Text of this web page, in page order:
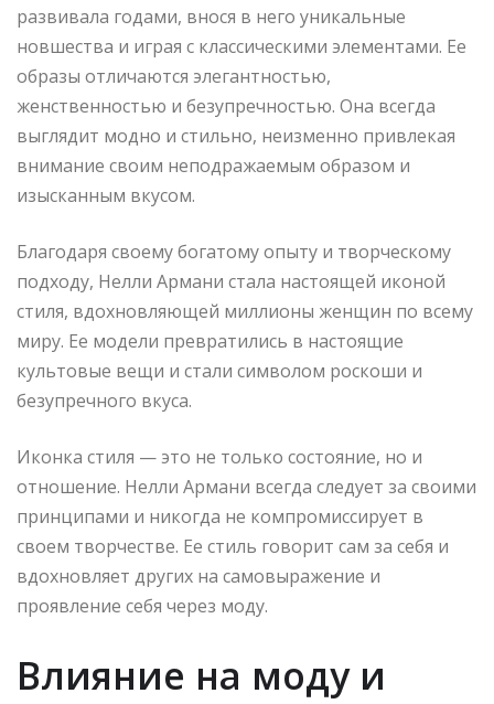
развивала годами, внося в него уникальные
новшества и играя с классическими элементами. Ее
образы отличаются элегантностью,
женственностью и безупречностью. Она всегда
выглядит модно и стильно, неизменно привлекая
внимание своим неподражаемым образом и
изысканным вкусом.
Благодаря своему богатому опыту и творческому
подходу, Нелли Армани стала настоящей иконой
стиля, вдохновляющей миллионы женщин по всему
миру. Ее модели превратились в настоящие
культовые вещи и стали символом роскоши и
безупречного вкуса.
Иконка стиля — это не только состояние, но и
отношение. Нелли Армани всегда следует за своими
принципами и никогда не компромиссирует в
своем творчестве. Ее стиль говорит сам за себя и
вдохновляет других на самовыражение и
проявление себя через моду.
Влияние на моду и